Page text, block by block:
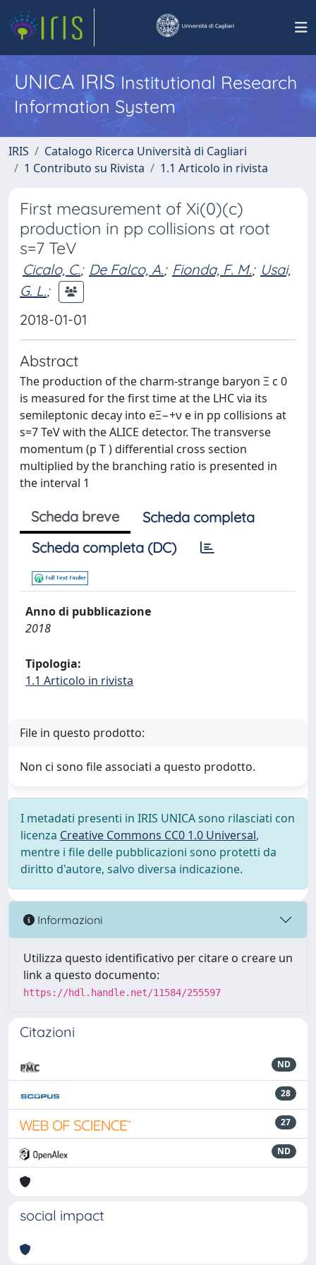
UNICA IRISInstitutional Research
Information System
IRIS
Catalogo Ricerca Università di Cagliari
1 Contributo su Rivista
1.1 Articolo in rivista
First measurement of Xi(0)(c)
production in pp collisions at root
s=7 TeV
Cicalo, C.; De Falco, A.; Fionda, F. M.; Usai,
G. L.;
2018-01-01
Abstract
The production of the charm-strange baryon Ξ c 0
is measured for the first time at the LHC via its
semileptonic decay into eΞ−+ν e in pp collisions at
s=7 TeV with the ALICE detector. The transverse
momentum (p T ) differential cross section
multiplied by the branching ratio is presented in
the interval 1
Scheda breve
Scheda completa
Scheda completa (DC)
Anno di pubblicazione
2018
Tipologia:
1.1 Articolo in rivista
File in questo prodotto:
Non ci sono file associati a questo prodotto.
I metadati presenti in IRIS UNICA sono rilasciati con
licenza Creative Commons CC0 1.0 Universal,
mentre i file delle pubblicazioni sono protetti da
diritto d'autore, salvo diversa indicazione.
Informazioni
Utilizza questo identificativo per citare o creare un
link a questo documento:
https://hdl.handle.net/11584/255597
Citazioni
ND
28
27
ND
social impact